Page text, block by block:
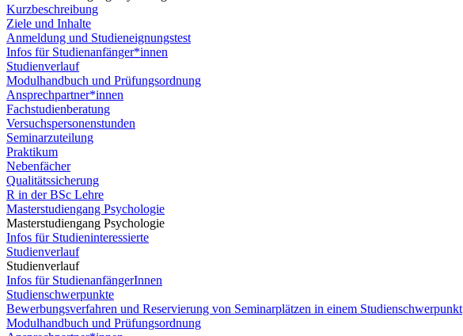
Kurzbeschreibung
Ziele und Inhalte
Anmeldung und Studieneignungstest
Infos für Studienanfänger*innen
Studienverlauf
Modulhandbuch und Prüfungsordnung
Ansprechpartner*innen
Fachstudienberatung
Versuchspersonenstunden
Seminarzuteilung
Praktikum
Nebenfächer
Qualitätssicherung
R in der BSc Lehre
Masterstudiengang Psychologie
Masterstudiengang Psychologie
Infos für Studieninteressierte
Studienverlauf
Studienverlauf
Infos für StudienanfängerInnen
Studienschwerpunkte
Bewerbungsverfahren und Reservierung von Seminarplätzen in einem Studienschwerpunkt
Modulhandbuch und Prüfungsordnung